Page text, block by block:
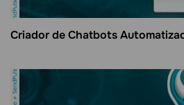
Criador de Chatbots